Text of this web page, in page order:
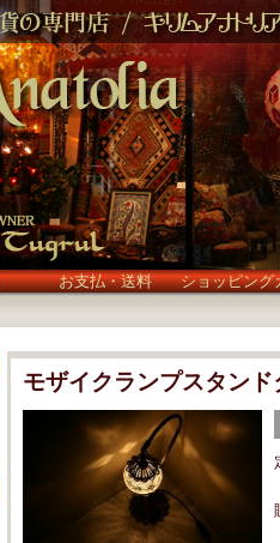
お支払・送料
ショッピング
モザイクランプスタンド